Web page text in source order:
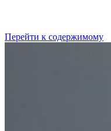
Перейти к содержимому